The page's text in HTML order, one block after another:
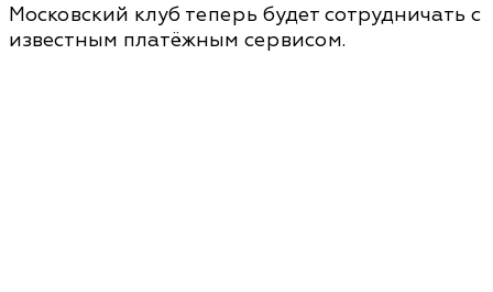
Московский клуб теперь будет сотрудничать с
известным платёжным сервисом.